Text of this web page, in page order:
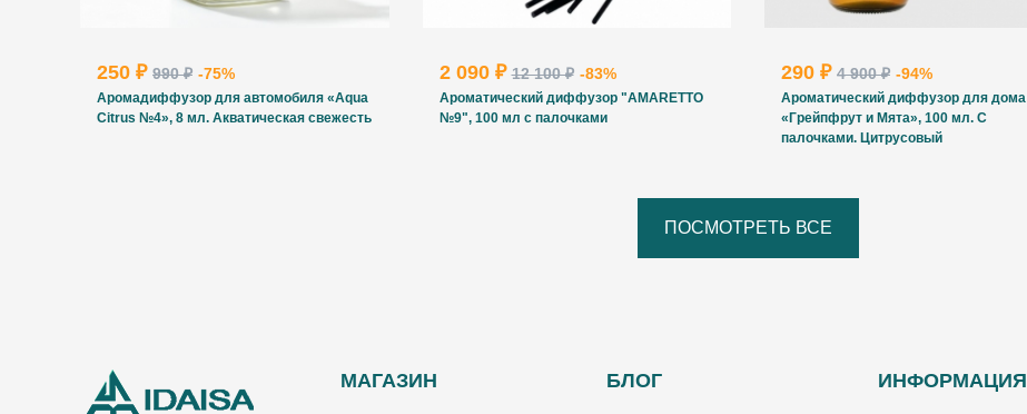
250 ₽ 990 ₽ -75%
Аромадиффузор для автомобиля «Aqua
Citrus №4», 8 мл. Акватическая свежесть
2 090 ₽12 100 ₽ -83%
Ароматический диффузор "AMARETTO
№9", 100 мл с палочками
290 ₽ 4 900 ₽ -94%
Ароматический диффузор для дома
«Грейпфрут и Мята», 100 мл. С
палочками. Цитрусовый
ПОСМОТРЕТЬ ВСЕ
МАГАЗИН БЛОГ ИНФОРМАЦИЯ